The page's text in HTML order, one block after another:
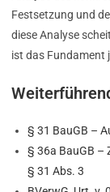
Festsetzung und
diese Analyse
ist das Fundament
§ 31 BauGB –
§ 36a BauGB –
§ 31 Abs. 3